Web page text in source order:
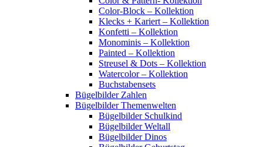
Color-Block – Kollektion
Klecks + Kariert – Kollektion
Konfetti – Kollektion
Monominis – Kollektion
Painted – Kollektion
Streusel & Dots – Kollektion
Watercolor – Kollektion
Buchstabensets
Bügelbilder Zahlen
Bügelbilder Themenwelten
Bügelbilder Schulkind
Bügelbilder Weltall
Bügelbilder Dinos